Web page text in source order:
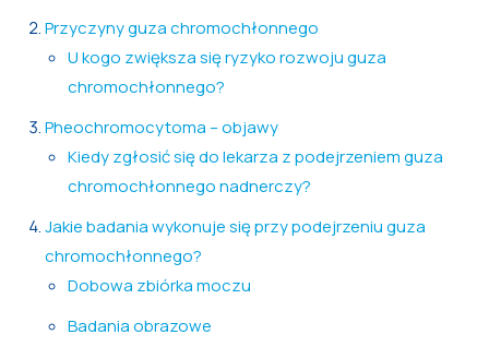
Przyczyny guzachromochłonnego
U kogo zwiększa się ryzyko rozwoju guza
chromochłonnego?
Pheochromocytoma – objawy
Kiedy zgłosić się do lekarza z podejrzeniem guza
chromochłonnego nadnerczy?
Jakie badania wykonuje się przy podejrzeniu guza
chromochłonnego?
Dobowa zbiórka moczu
Badania obrazowe